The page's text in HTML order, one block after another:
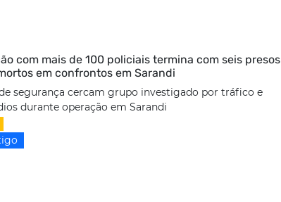
com mais de 100 policiais termina com seis presos
em confrontos em Sarandi
segurança cercam grupo investigado por tráfico e
durante operação em Sarandi